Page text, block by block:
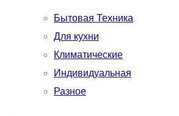
Бытовая Техника
Для кухни
Климатические
Индивидуальная
Разное